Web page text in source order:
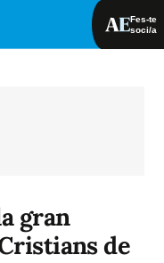
Fes-te
soci/a
gran
de